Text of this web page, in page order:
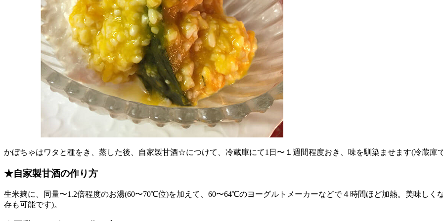
かぼちゃはワタと種をき、蒸した後、自家製甘酒☆につけて、冷蔵庫にて1日〜１週間程度おき、味を馴染ませます(冷蔵庫
★自家製甘酒の作り方
生米麹に、同量〜1.2倍程度のお湯(60〜70℃位)を加えて、60〜64℃のヨーグルトメーカーなどで４時間ほど加熱。美味しく
存も可能です)。